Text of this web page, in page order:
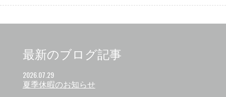
最新のブログ記事
2026.07.29
夏季休暇のお知らせ